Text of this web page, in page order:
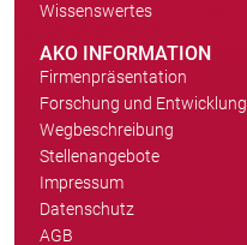
Wissenswertes
AKO INFORMATION
Firmenpräsentation
Forschung und Entwicklung
Wegbeschreibung
Stellenangebote
Impressum
Datenschutz
AGB